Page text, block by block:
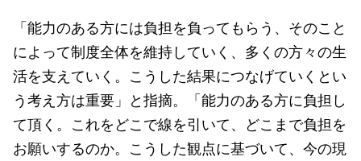
「能力のある方には負担を負ってもらう、そのこと
によって制度全体を維持していく、多くの方々の生
活を支えていく。こうした結果につなげていくとい
う考え方は重要」と指摘。「能力のある方に負担し
て頂く。これをどこで線を引いて、どこまで負担を
お願いするのか。こうした観点に基づいて、今の現